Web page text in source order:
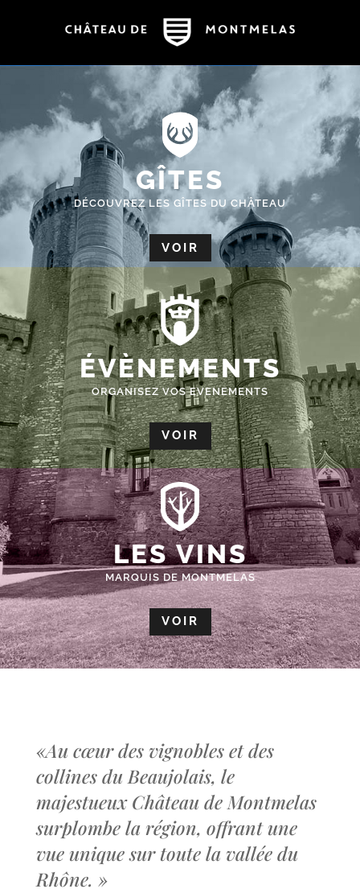
GÎTES
DÉCOUVREZ LES GÎTES DU CHÂTEAU
VOIR
ÉVÈNEMENTS
ORGANISEZ VOS EVENEMENTS
VOIR
LES VINS
MARQUIS DE MONTMELAS
VOIR
«Au cœur des vignobles et des
collines du Beaujolais, le
majestueux Château de Montmelas
surplombe la région, offrant une
vue unique sur toute la vallée du
Rhône. »